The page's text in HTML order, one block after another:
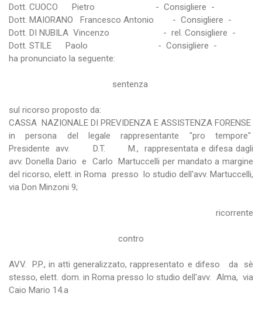
Dott. CUOCO Pietro - Consigliere -
Dott. MAIORANO Francesco Antonio - Consigliere -
Dott. DI NUBILA Vincenzo - rel. Consigliere -
Dott. STILE Paolo - Consigliere -
ha pronunciato la seguente:
sentenza
sul ricorso proposto da:
CASSA NAZIONALE DI PREVIDENZA E ASSISTENZA FORENSE
in persona del legale rappresentante "pro tempore"
Presidente avv. D.T. M., rappresentata e difesa dagli
avv. Donella Dario e Carlo Martuccelli per mandato a margine
del ricorso, elett. in Roma presso lo studio dell'avv. Martuccelli,
via Don Minzoni 9;
ricorrente
contro
AVV. P.P., in atti generalizzato, rappresentato e difeso da sè
stesso, elett. dom. in Roma presso lo studio dell'avv. Alma, via
Caio Mario 14.a